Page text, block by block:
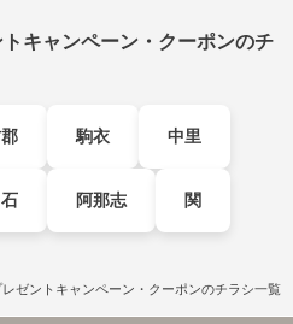
キャンペーン・クーポンのチ
駒衣 中里
阿那志 関
レゼントキャンペーン・クーポンのチラシ一覧